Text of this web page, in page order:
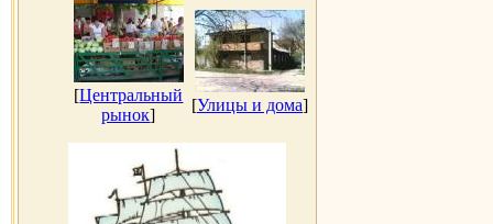
[Центральный
рынок]
[Улицы и дома]